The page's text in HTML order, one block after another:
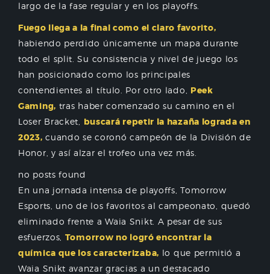
largo de la fase regular y en los playoffs.
Fuego llega a la final como el claro favorito,
habiendo perdido únicamente un mapa durante
todo el split. Su consistencia y nivel de juego los
han posicionado como los principales
contendientes al título. Por otro lado, Peek
Gaming, tras haber comenzado su camino en el
Loser Bracket, buscará repetir la hazaña lograda en
2023, cuando se coronó campeón de la División de
Honor, y así alzar el trofeo una vez más.
no posts found
En una jornada intensa de playoffs, Tomorrow
Esports, uno de los favoritos al campeonato, quedó
eliminado frente a Waia Snikt. A pesar de sus
esfuerzos, Tomorrow no logró encontrar la
química que los caracterizaba, lo que permitió a
Waia Snikt avanzar gracias a un destacado